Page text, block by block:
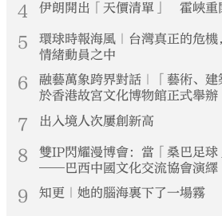
4 伊朗開出「天價清單」 霍峽重
5
環球時報海風｜台灣真正的危
情緒動員之中
6
融藝萬象跨界對話｜「藝術、
於香港故宮文化博物館正式舉辦
7 出入境人次屢創新高
8
雙IP閃耀漫博會：當「桑巴足球
——巴西中國文化交流協會演繹
9 知更｜她的腦海裏下了一場霧